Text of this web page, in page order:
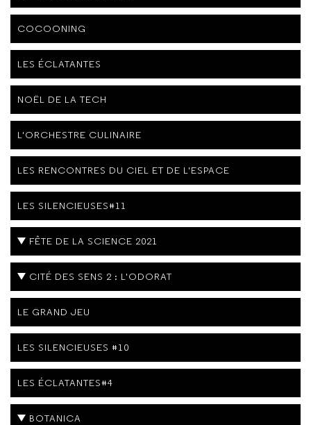
COCOONING
LES ÉCLATANTES
NOËL DE LA TECH
L'ORCHESTRE CULINAIRE
LES RENCONTRES DU CIEL ET DE L'ESPACE
LES SILENCIEUSES#11
FÊTE DE LA SCIENCE 2021
CITÉ DES SENS 2 : L'ODORAT
LE GRAND JEU
LES SILENCIEUSES #10
LES ÉCLATANTES#4
BOTANICA